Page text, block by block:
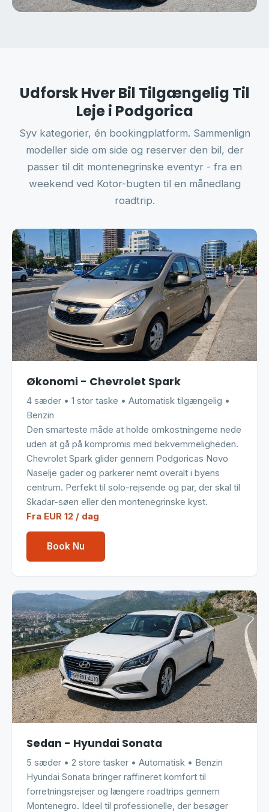
Udforsk Hver Bil Tilgængelig Til
Leje i Podgorica
Syv kategorier, én bookingplatform. Sammenlign
modeller side om side og reserver den bil, der
passer til dit montenegrinske eventyr - fra en
weekend ved Kotor-bugten til en månedlang
roadtrip.
Økonomi - Chevrolet Spark
4 sæder • 1 stor taske • Automatisk tilgængelig •
Benzin
Den smarteste måde at holde omkostningerne nede
uden at gå på kompromis med bekvemmeligheden.
Chevrolet Spark glider gennem Podgoricas Novo
Naselje gader og parkerer nemt overalt i byens
centrum. Perfekt til solo-rejsende og par, der skal til
Skadar-søen eller den montenegrinske kyst.
Fra EUR 12 / dag
Book Nu
Sedan - Hyundai Sonata
5 sæder • 2 store tasker • Automatisk • Benzin
Hyundai Sonata bringer raffineret komfort til
forretningsrejser og længere roadtrips gennem
Montenegro. Ideel til professionelle, der besøger